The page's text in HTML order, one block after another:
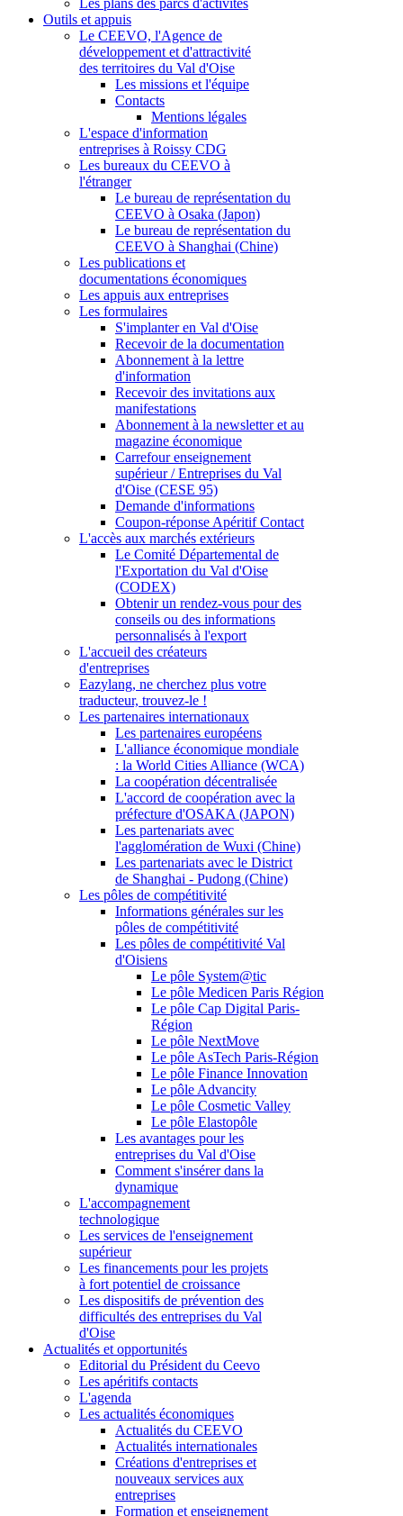
Les plans des parcs d'activités
Outils et appuis
Le CEEVO, l'Agence de
développement et d'attractivité
des territoires du Val d'Oise
Les missions et l'équipe
Contacts
Mentions légales
L'espace d'information
entreprises à Roissy CDG
Les bureaux du CEEVO à
l'étranger
Le bureau de représentation du
CEEVO à Osaka (Japon)
Le bureau de représentation du
CEEVO à Shanghai (Chine)
Les publications et
documentations économiques
Les appuis aux entreprises
Les formulaires
S'implanter en Val d'Oise
Recevoir de la documentation
Abonnement à la lettre
d'information
Recevoir des invitations aux
manifestations
Abonnement à la newsletter et au
magazine économique
Carrefour enseignement
supérieur / Entreprises du Val
d'Oise (CESE 95)
Demande d'informations
Coupon-réponse Apéritif Contact
L'accès aux marchés extérieurs
Le Comité Départemental de
l'Exportation du Val d'Oise
(CODEX)
Obtenir un rendez-vous pour des
conseils ou des informations
personnalisés à l'export
L'accueil des créateurs
d'entreprises
Eazylang, ne cherchez plus votre
traducteur, trouvez-le !
Les partenaires internationaux
Les partenaires européens
L'alliance économique mondiale
: la World Cities Alliance (WCA)
La coopération décentralisée
L'accord de coopération avec la
préfecture d'OSAKA (JAPON)
Les partenariats avec
l'agglomération de Wuxi (Chine)
Les partenariats avec le District
de Shanghai - Pudong (Chine)
Les pôles de compétitivité
Informations générales sur les
pôles de compétitivité
Les pôles de compétitivité Val
d'Oisiens
Le pôle System@tic
Le pôle Medicen Paris Région
Le pôle Cap Digital Paris-
Région
Le pôle NextMove
Le pôle AsTech Paris-Région
Le pôle Finance Innovation
Le pôle Advancity
Le pôle Cosmetic Valley
Le pôle Elastopôle
Les avantages pour les
entreprises du Val d'Oise
Comment s'insérer dans la
dynamique
L'accompagnement
technologique
Les services de l'enseignement
supérieur
Les financements pour les projets
à fort potentiel de croissance
Les dispositifs de prévention des
difficultés des entreprises du Val
d'Oise
Actualités et opportunités
Editorial du Président du Ceevo
Les apéritifs contacts
L'agenda
Les actualités économiques
Actualités du CEEVO
Actualités internationales
Créations d'entreprises et
nouveaux services aux
entreprises
Formation et enseignement